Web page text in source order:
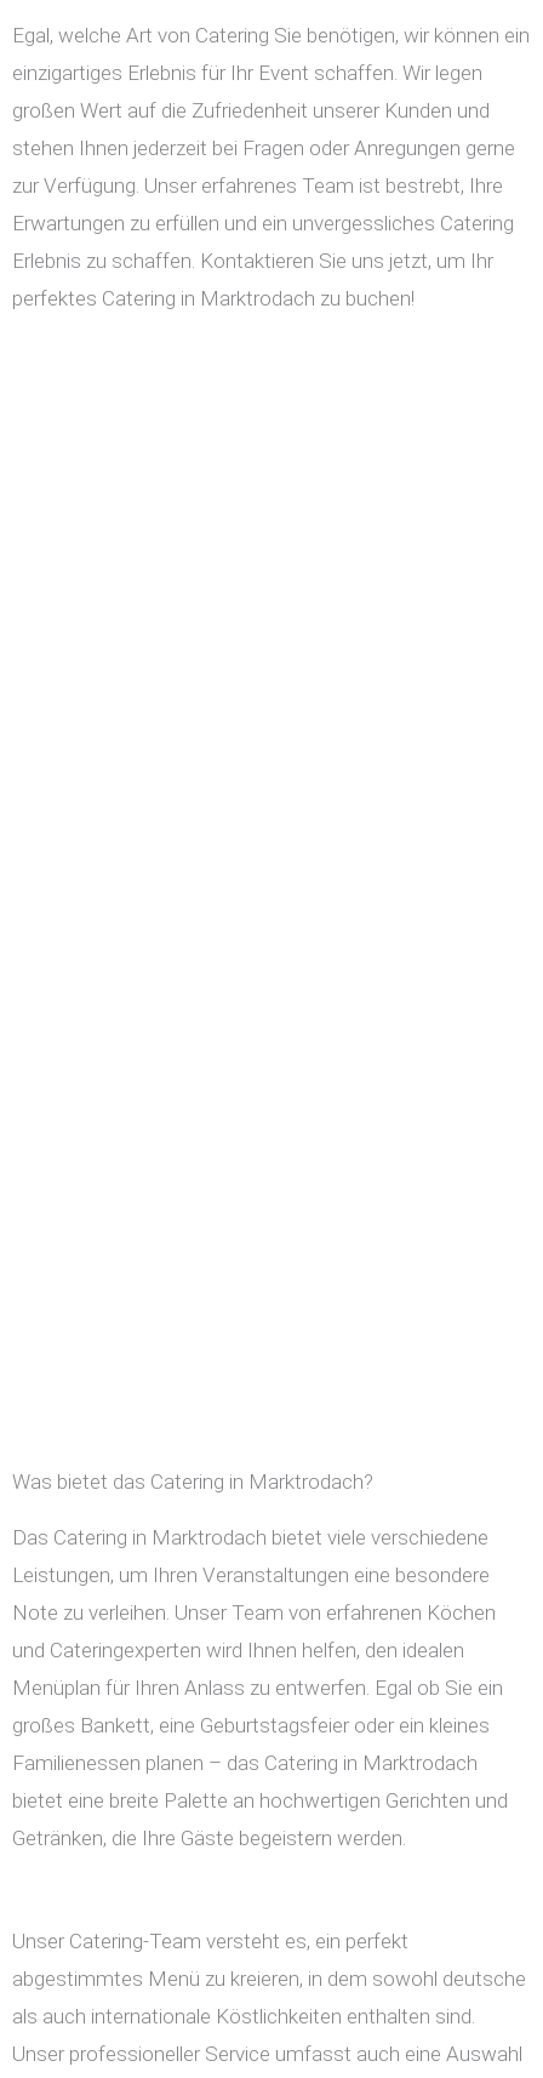
Egal, welche Art von Catering Sie benötigen, wir können ein
einzigartiges Erlebnis für Ihr Event schaffen. Wir legen
großen Wert auf die Zufriedenheit unserer Kunden und
stehen Ihnen jederzeit bei Fragen oder Anregungen gerne
zur Verfügung. Unser erfahrenes Team ist bestrebt, Ihre
Erwartungen zu erfüllen und ein unvergessliches Catering
Erlebnis zu schaffen. Kontaktieren Sie uns jetzt, um Ihr
perfektes Catering in Marktrodach zu buchen!
Was bietet das Catering in Marktrodach?
Das Catering in Marktrodach bietet viele verschiedene
Leistungen, um Ihren Veranstaltungen eine besondere
Note zu verleihen. Unser Team von erfahrenen Köchen
und Cateringexperten wird Ihnen helfen, den idealen
Menüplan für Ihren Anlass zu entwerfen. Egal ob Sie ein
großes Bankett, eine Geburtstagsfeier oder ein kleines
Familienessen planen – das Catering in Marktrodach
bietet eine breite Palette an hochwertigen Gerichten und
Getränken, die Ihre Gäste begeistern werden.
Unser Catering-Team versteht es, ein perfekt
abgestimmtes Menü zu kreieren, in dem sowohl deutsche
als auch internationale Köstlichkeiten enthalten sind.
Unser professioneller Service umfasst auch eine Auswahl